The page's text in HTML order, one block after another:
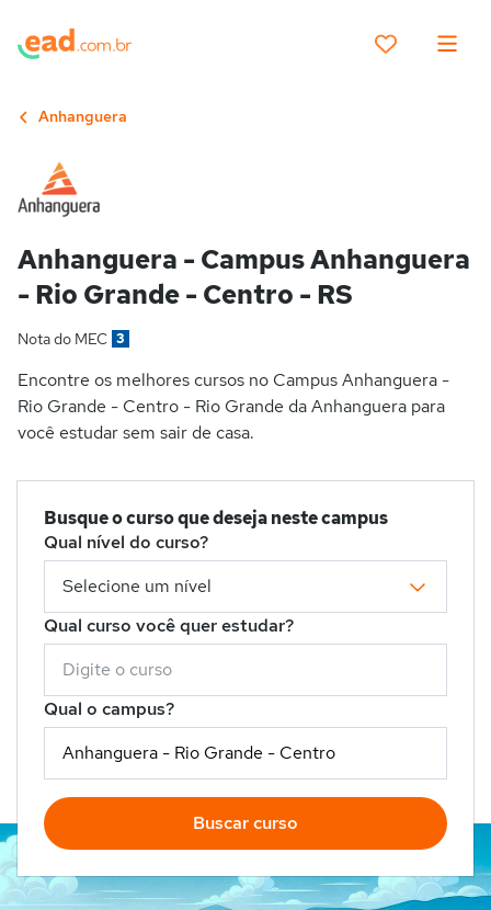
Anhanguera
Anhanguera - Campus Anhanguera
- Rio Grande - Centro - RS
Nota do MEC 3
Encontre os melhores cursos no Campus Anhanguera -
Rio Grande - Centro - Rio Grande da Anhanguera para
você estudar sem sair de casa.
Busque o curso que deseja neste campus
Qual nível do curso?
Qual curso você quer estudar?
Qual o campus?
Buscar curso